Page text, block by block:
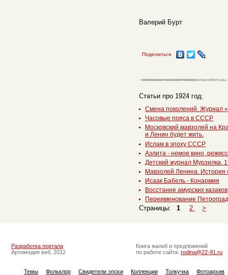
Валерий Бурт
Поделиться
Статьи про 1924 год:
Смена поколений. Журнал
Часовые пояса в СССР
Московский мавзолей на
и Ленин будет жить.
Ислам в эпоху СССР
Аэлита - немое кино,
Детский журнал Мурзилка,
Мавзолей Ленина. История
Исаак Бабель - Конармия
Восстание амурских казаков
Переименование
Страницы: 1 2 >
Разработка портала
Артимедия веб, 2012
Книга жалоб и предложений
по работе сайта: rodina@22-91.ru
Темы Фольклор Свидетели эпохи Коллекции Толкучка Фотоархив